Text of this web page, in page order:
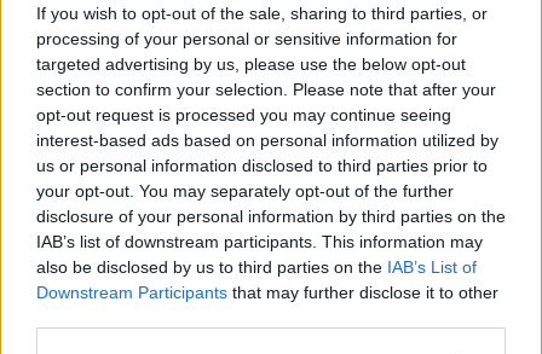
If you wish to opt-out of the sale, sharing to third parties, or
processing of your personal or sensitive information for
targeted advertising by us, please use the below opt-out
section to confirm your selection. Please note that after your
opt-out request is processed you may continue seeing
interest-based ads based on personal information utilized by
us or personal information disclosed to third parties prior to
your opt-out. You may separately opt-out of the further
disclosure of your personal information by third parties on the
IAB’s list of downstream participants. This information may
also be disclosed by us to third parties on the IAB’s List of
Downstream Participants that may further disclose it to other
FACEBOOK WHATSAPP EMAIL
Te-ar mai putea interesa